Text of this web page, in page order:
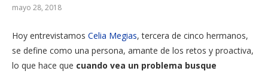
mayo 28, 2018
Hoy entrevistamos Celia Megias, tercera de cinco hermanos,
se define como una persona, amante de los retos y proactiva,
lo que hace que cuando vea un problema busque